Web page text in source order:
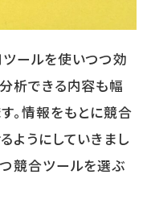
ールを使いつつ効
析できる内容も幅
。情報をもとに競合
ようにしていきまし
競合ツールを選ぶ